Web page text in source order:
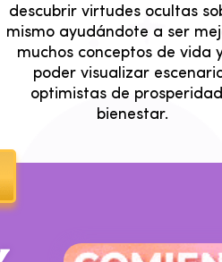
descubrir virtudes ocultas
mismo ayudándote a ser
muchos conceptos de vida
poder visualizar
optimistas de
bienestar.